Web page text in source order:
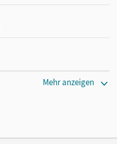
Mehr anzeigen